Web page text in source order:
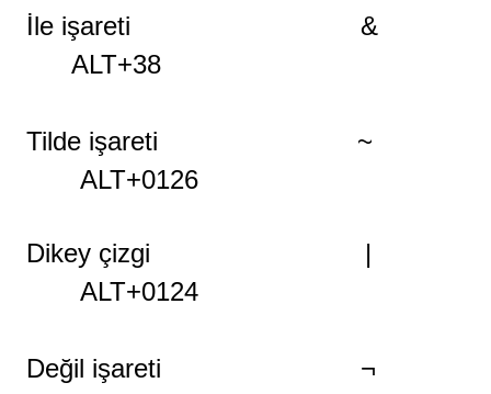
İle işareti &
ALT+38
Tilde işareti ~
ALT+0126
Dikey çizgi |
ALT+0124
Değil işareti ¬